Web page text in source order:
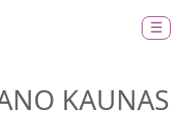
☰
KAUNAS